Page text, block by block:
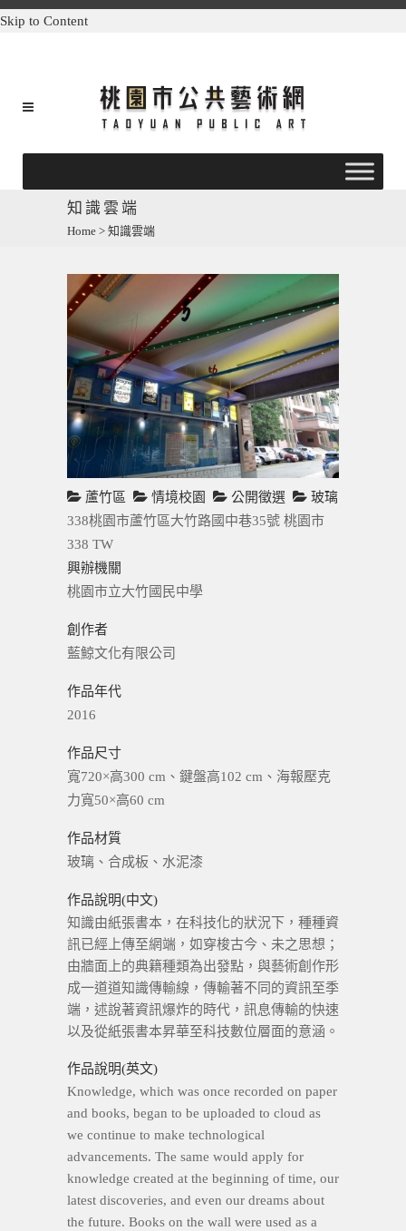
Skip to Content
知識雲端
Home > 知識雲端
蘆竹區 情境校園 公開徵選
玻璃
338桃園市蘆竹區大竹路國中巷35號 桃園市
338 TW
興辦機關
桃園市立大竹國民中學
創作者
藍鯨文化有限公司
作品年代
2016
作品尺寸
寬720×高300 cm、鍵盤高102 cm、海報壓克
力寬50×高60 cm
作品材質
玻璃、合成板、水泥漆
作品說明(中文)
知識由紙張書本，在科技化的狀況下，種種資
訊已經上傳至網端，如穿梭古今、未之思想；
由牆面上的典籍種類為出發點，與藝術創作形
成一道道知識傳輸線，傳輸著不同的資訊至季
端，述說著資訊爆炸的時代，訊息傳輸的快速
以及從紙張書本昇華至科技數位層面的意涵。
作品說明(英文)
Knowledge, which was once recorded on paper
and books, began to be uploaded to cloud as
we continue to make technological
advancements. The same would apply for
knowledge created at the beginning of time, our
latest discoveries, and even our dreams about
the future. Books on the wall were used as a